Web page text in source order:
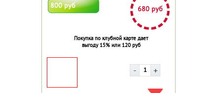
800 руб 680 руб
Покупка по клубной карте дает
выгоду 15% или 120 руб
ДОБАВИТЬ В ИЗБРАННОЕ